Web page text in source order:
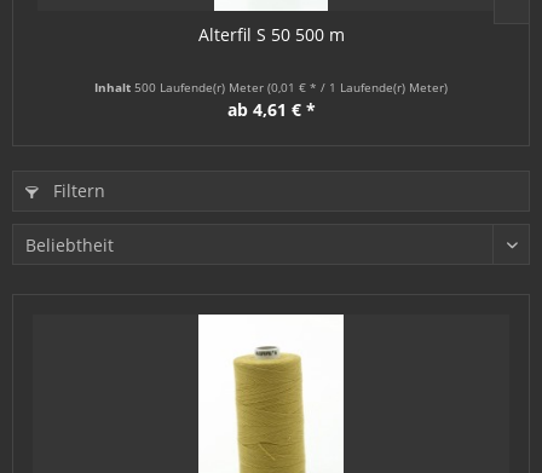
Alterfil S 50 500 m
Inhalt 500 Laufende(r) Meter (0,01 € * / 1 Laufende(r) Meter)
ab 4,61 € *
Filtern